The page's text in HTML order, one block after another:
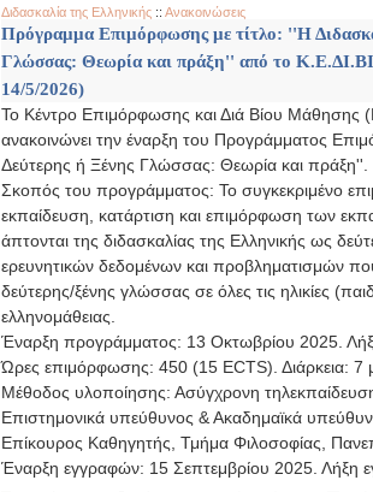
Διδασκαλία της Ελληνικής :: Ανακοινώσεις
Πρόγραμμα Επιμόρφωσης με τίτλο: ''Η
Γλώσσας: Θεωρία και πράξη'' από το
14/5/2026)
Το Κέντρο Επιμόρφωσης και Διά Βίου Μάθησης
ανακοινώνει την έναρξη του Προγράμματος
Δεύτερης ή Ξένης Γλώσσας: Θεωρία και πράξη''.
Σκοπός του προγράμματος: Το συγκεκριμένο
εκπαίδευση, κατάρτιση και επιμόρφωση των
άπτονται της διδασκαλίας της Ελληνικής ως
ερευνητικών δεδομένων και προβληματισμών
δεύτερης/ξένης γλώσσας σε όλες τις ηλικίες
ελληνομάθειας.
Έναρξη προγράμματος: 13 Οκτωβρίου 2025.
Ώρες επιμόρφωσης: 450 (15 ECTS). Διάρκεια: 7
Μέθοδος υλοποίησης: Ασύγχρονη τηλεκπαίδευση
Επιστημονικά υπεύθυνος & Ακαδημαϊκά
Επίκουρος Καθηγητής, Τμήμα Φιλοσοφίας,
Έναρξη εγγραφών: 15 Σεπτεμβρίου 2025. Λήξη